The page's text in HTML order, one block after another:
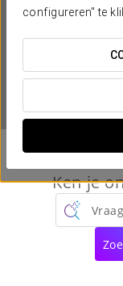
configureren" te
WANNEER
Ken je